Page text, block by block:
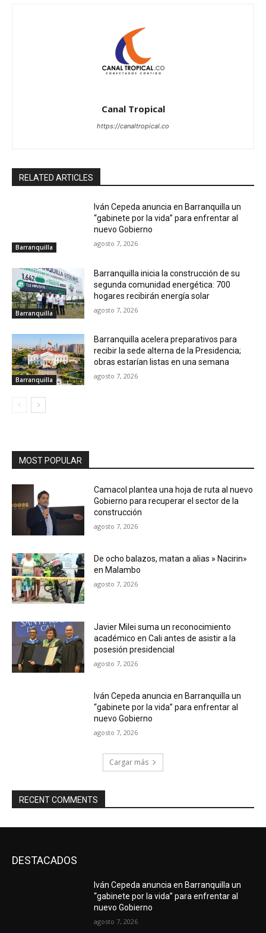
Canal Tropical
https://canaltropical.co
RELATED ARTICLES
Barranquilla
Iván Cepeda anuncia en Barranquilla un
“gabinete por la vida” para enfrentar al
nuevo Gobierno
agosto 7, 2026
Barranquilla
Barranquilla inicia la construcción de su
segunda comunidad energética: 700
hogares recibirán energía solar
agosto 7, 2026
Barranquilla
Barranquilla acelera preparativos para
recibir la sede alterna de la Presidencia;
obras estarían listas en una semana
agosto 7, 2026
MOST POPULAR
Camacol plantea una hoja de ruta al nuevo
Gobierno para recuperar el sector de la
construcción
agosto 7, 2026
De ocho balazos, matan a alias » Nacirin»
en Malambo
agosto 7, 2026
Javier Milei suma un reconocimiento
académico en Cali antes de asistir a la
posesión presidencial
agosto 7, 2026
Iván Cepeda anuncia en Barranquilla un
“gabinete por la vida” para enfrentar al
nuevo Gobierno
agosto 7, 2026
Cargar más
RECENT COMMENTS
DESTACADOS
Iván Cepeda anuncia en Barranquilla un
“gabinete por la vida” para enfrentar al
nuevo Gobierno
agosto 7, 2026